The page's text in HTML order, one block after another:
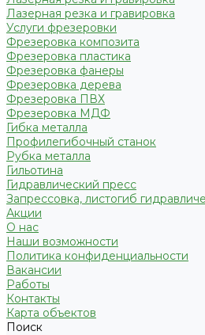
Лазерная резка и гравировка
Услуги фрезеровки
Фрезеровка композита
Фрезеровка пластика
Фрезеровка фанеры
Фрезеровка дерева
Фрезеровка ПВХ
Фрезеровка МДФ
Гибка металла
Профилегибочный станок
Рубка металла
Гильотина
Гидравлический пресс
Запрессовка, листогиб
Акции
О нас
Наши возможности
Политика конфиденциальности
Вакансии
Работы
Контакты
Карта объектов
Поиск